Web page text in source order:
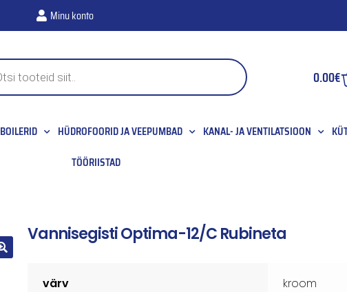
Minu konto
0.00€
BOILERID HÜDROFOORID JA VEEPUMBAD KANAL- JA VENTILATSIOON
TÖÖRIISTAD
Vannisegisti Optima-12/C Rubineta
värv kroom